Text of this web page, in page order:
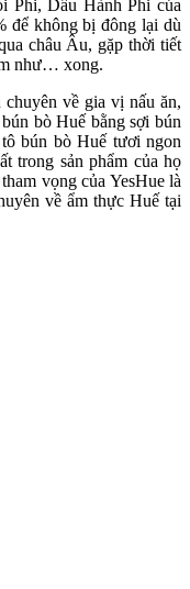
Phi, Dầu Hành Phi của
để không bị đông lại dù
châu Âu, gặp thời tiết
như… xong.
về gia vị nấu ăn,
bò Huế bằng sợi bún
bún bò Huế tươi ngon
trong sản phẩm của họ
vọng của YesHue là
về ẩm thực Huế tại